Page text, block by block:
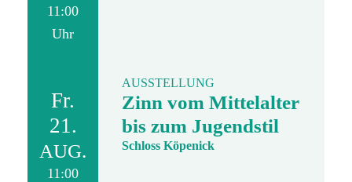
11:00
Uhr
Fr.
21.
AUG.
11:00
AUSSTELLUNG
Zinn vom Mittelalter
bis zum Jugendstil
Schloss Köpenick